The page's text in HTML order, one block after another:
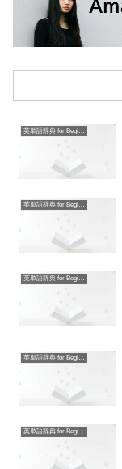
英単語辞典 for Beginners
英単語辞典 for Beginners
英単語辞典 for Beginners
英単語辞典 for Beginners
英単語辞典 for Beginners